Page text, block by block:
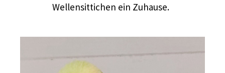
Wellensittichen ein Zuhause.